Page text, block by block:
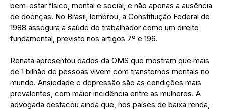
bem-estar físico, mental e social, e não apenas a ausência
de doenças. No Brasil, lembrou, a Constituição Federal de
1988 assegura a saúde do trabalhador como um direito
fundamental, previsto nos artigos 7º e 196.
Renata apresentou dados da OMS que mostram que mais
de 1 bilhão de pessoas vivem com transtornos mentais no
mundo. Ansiedade e depressão são as condições mais
prevalentes, com maior incidência entre as mulheres. A
advogada destacou ainda que, nos países de baixa renda,